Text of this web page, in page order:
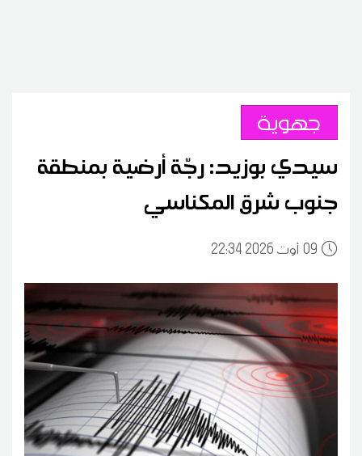
جهوية
سيدي بوزيد: رجّة أرضية بمنطقة
جنوب شرق المكناسي
0922:34 2026 أوت